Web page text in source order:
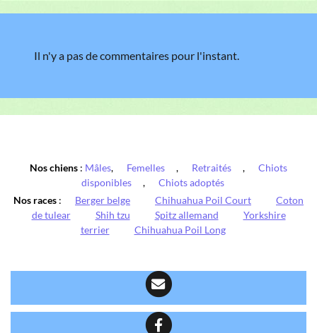
Il n'y a pas de commentaires pour l'instant.
Nos chiens : Mâles, Femelles , Retraités ,
Chiots
disponibles
,
Chiots adoptés
Nos races : Berger belge Chihuahua Poil Court
Coton
de tulear
Shih tzu Spitz allemand
Yorkshire
terrier
Chihuahua Poil Long